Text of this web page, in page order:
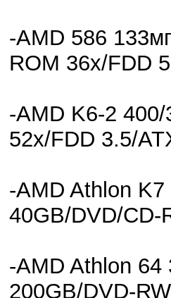
-AMD 586
ROM 36x/FDD
-AMD K6-2
52x/FDD 3.5/
-AMD Athlon
40GB/DVD/CD-
-AMD Athlon 64
200GB/DVD-